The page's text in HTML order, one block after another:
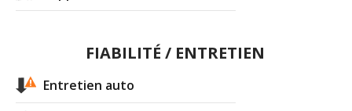
FIABILITÉ / ENTRETIEN
Entretien auto